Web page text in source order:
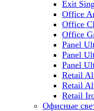
Exit
Office
Office
Office
Panel
Panel
Panel
Retail
Retail
Retail
Офисные